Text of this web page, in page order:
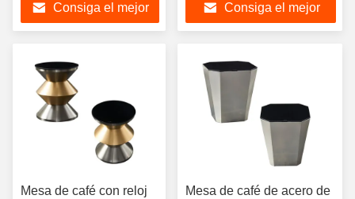
de mesa de café de
vidrio moderno
Consiga el mejor
Consiga el mejor
Mesa de café con reloj
Mesa de café de acero de